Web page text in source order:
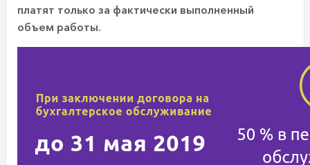
платят только за фактически выполненный
объем работы.